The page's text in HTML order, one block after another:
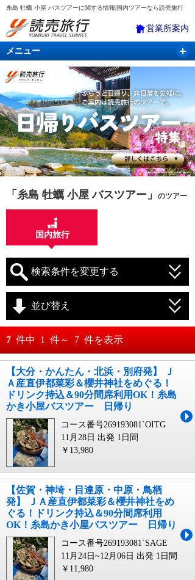
糸島 牡蠣 小屋 バスツアーに関する情報|国内ツアーなら読売旅行
営業所案内
メニュー
国内旅行 バスツアー 海外旅行 クルーズ
航空・ＪＲ＋宿泊 航空券＆ホテル
「糸島 牡蠣 小屋 バスツアー」 のツアー
国内旅行
検索条件を変更する
月 日～
月 日
並び替え
おすすめ順
料金が安い順
料金が高い順
7 件中 1 件～ 7 件を表示
【大分・かんたん・北浜・別府発】 Ｊ
Ａ産直伊都菜彩＆櫻井神社をめぐる！
ドリンク持込＆90分間席利用OK！糸島
かき小屋バスツアー 日帰り
コース番号269193081`OITG
11月28日 出発 1日間
￥13,980
【佐賀・神埼・目達原・中原・鳥栖
発】 ＪＡ産直伊都菜彩＆櫻井神社をめ
ぐる！ドリンク持込＆90分間席利用
OK！糸島かき小屋バスツアー 日帰り
コース番号269193081`SAGE
11月24日~12月06日 出発 1日間
￥11,980